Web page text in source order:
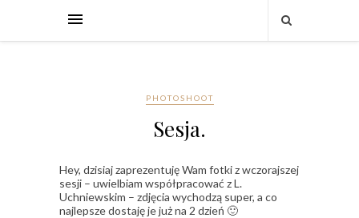
PHOTOSHOOT
Sesja.
Hey, dzisiaj zaprezentuję Wam fotki z wczorajszej
sesji – uwielbiam współpracować z L.
Uchniewskim – zdjęcia wychodzą super, a co
najlepsze dostaję je już na 2 dzień 🙂